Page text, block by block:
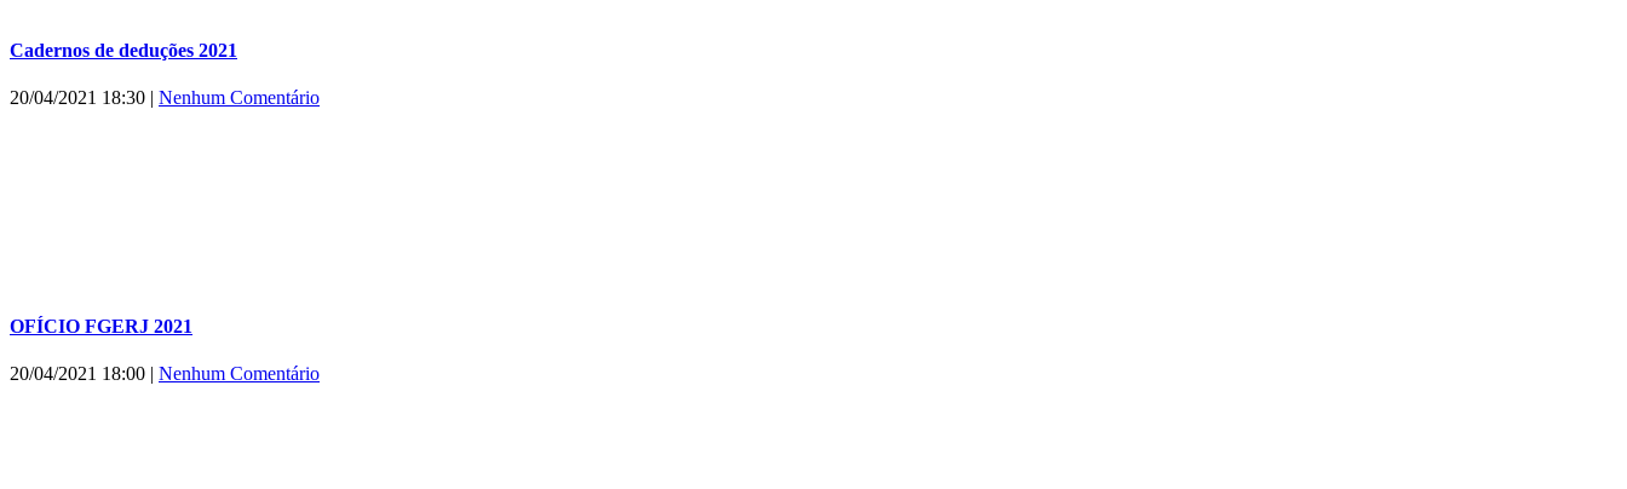
Cadernos de deduções 2021
20/04/2021 18:30 | Nenhum Comentário
OFÍCIO FGERJ 2021
20/04/2021 18:00 Nenhum Comentário